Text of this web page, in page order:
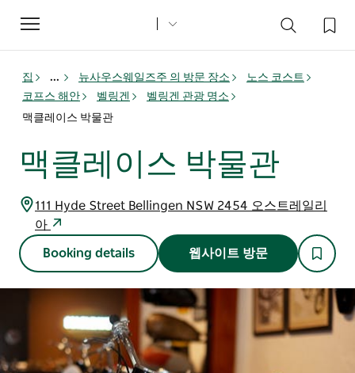
Toggle
navigation
집 ... 뉴사우스웨일즈주 의 방문 장소
노스 코스트
코프스 해안
벨링겐
벨링겐 관광 명소
맥클레이스 박물관
맥클레이스 박물관
111 Hyde Street Bellingen NSW 2454 오스트레일리
아
Booking details 웹사이트 방문